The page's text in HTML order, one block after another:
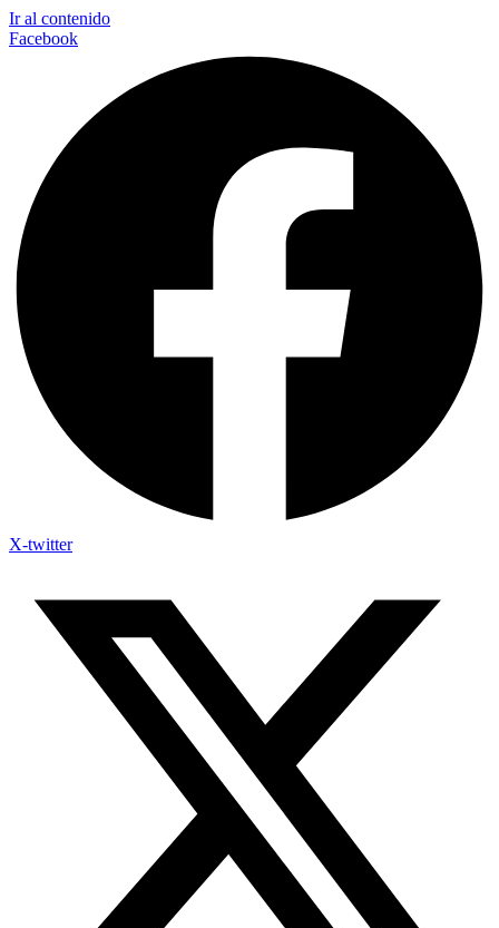
Ir al contenido
Facebook
X-twitter